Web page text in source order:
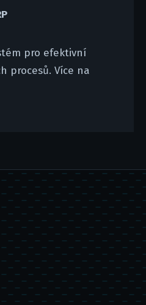
pro efektivní
procesů. Více na